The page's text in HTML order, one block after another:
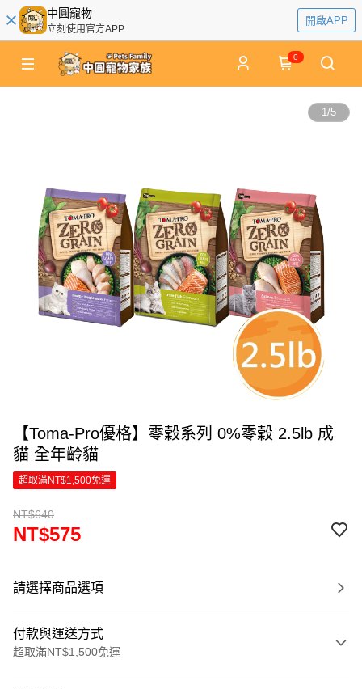
中圓寵物
立刻使用官方APP
開啟APP
0
1/5
【Toma-Pro優格】零穀系列 0%零穀 2.5lb 成
貓 全年齡貓
超取滿NT$1,500免運
NT$640
NT$575
請選擇商品選項
付款與運送方式
超取滿NT$1,500免運